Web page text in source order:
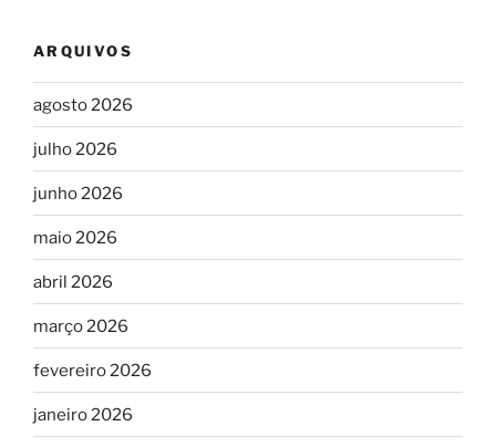
ARQUIVOS
agosto 2026
julho 2026
junho 2026
maio 2026
abril 2026
março 2026
fevereiro 2026
janeiro 2026